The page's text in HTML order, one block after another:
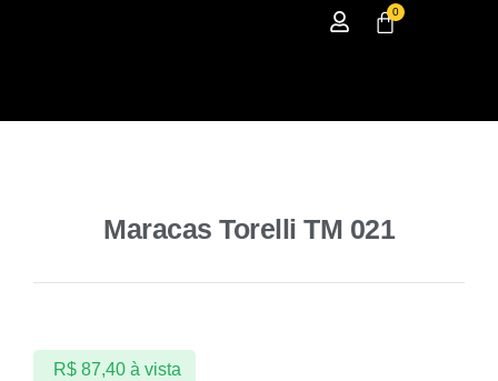
0
Maracas Torelli TM 021
R$87,40 à vista